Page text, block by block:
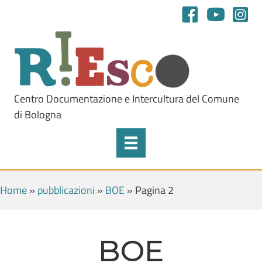
Centro Documentazione e Intercultura del Comune
di Bologna
Home» pubblicazioni » BOE » Pagina 2
BOE